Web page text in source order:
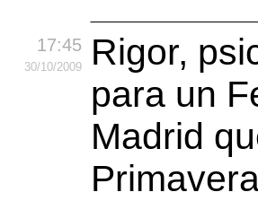
17:45
30/10/2009
Rigor,
para un
Madrid